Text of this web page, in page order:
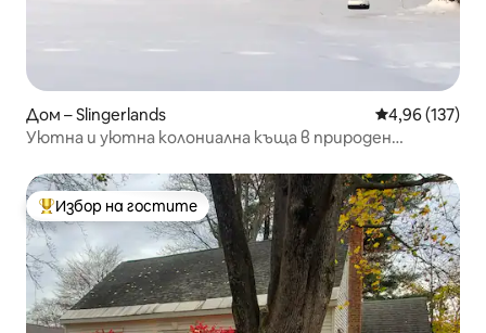
Дом – Slingerlands Средна
4,96 (137)
Уютна и уютна колониална къща в природен
Най-популярен избор на гостите
Избор на гостите